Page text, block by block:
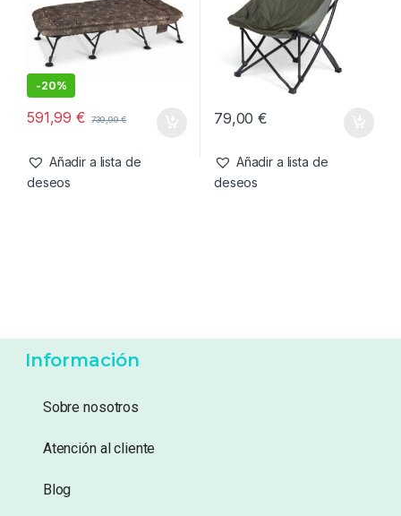
179,99€ 199,99 €
Añadir a lista de
deseos
115,99
Añadir a lista de
deseos
Bed Chairs,
Nash Bed Chair MF60
591,99€ 739,99€
deseos
Chairs,Confort
Nash Bank Life Silla Hi-Back
79,00€